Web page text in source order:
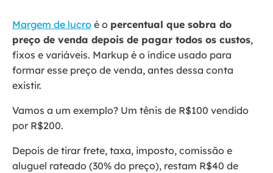
Margem de lucro é o percentual que sobra do
preço de venda depois de pagar todos os custos,
fixos e variáveis. Markup é o índice usado para
formar esse preço de venda, antes dessa conta
existir.
Vamos a um exemplo? Um tênis de R$100 vendido
por R$200.
Depois de tirar frete, taxa, imposto, comissão e
aluguel rateado (30% do preço), restam R$40 de